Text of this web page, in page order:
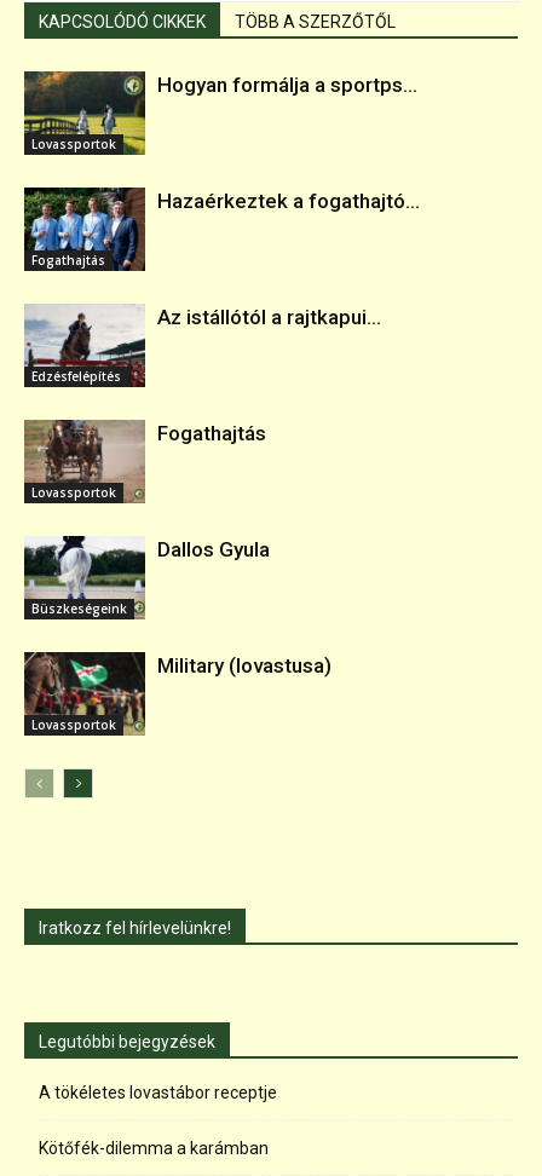
KAPCSOLÓDÓ CIKKEK TÖBB A SZERZŐTŐL
Lovassportok
Hogyan formálja a sportps...
Fogathajtás
Hazaérkeztek a fogathajtó...
Edzésfelépítés
Az istállótól a rajtkapui...
Lovassportok
Fogathajtás
Büszkeségeink
Dallos Gyula
Lovassportok
Military (lovastusa)
Iratkozz fel hírlevelünkre!
Legutóbbi bejegyzések
A tökéletes lovastábor receptje
Kötőfék-dilemma a karámban